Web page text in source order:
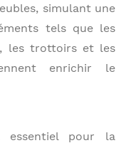
simulant une
tels que les
les trottoirs et les
enrichir le
pour la